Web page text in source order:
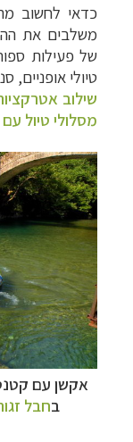
כדאי לחשוב
משלבים את
של פעילות
טיולי אופניים,
שילוב
מסלולי טיול
אקשן עם
בחבל